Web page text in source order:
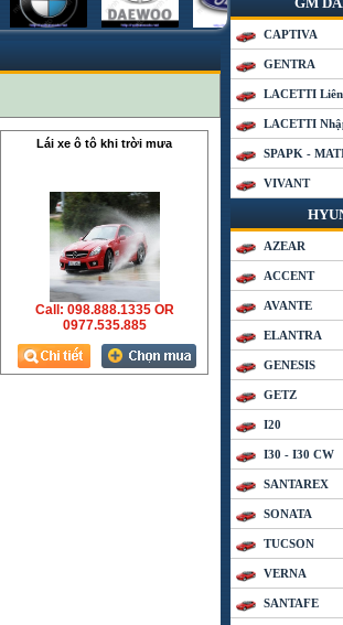
Lái xe ô tô khi trời mưa
Call: 098.888.1335 OR
0977.535.885
CAPTIVA
GENTRA
LACETTI
LACETTI
SPAPK -
VIVANT
AZEAR
ACCENT
AVANTE
ELANTRA
GENESIS
GETZ
I20
I30 - I30 CW
SANTAREX
SONATA
TUCSON
VERNA
SANTAFE